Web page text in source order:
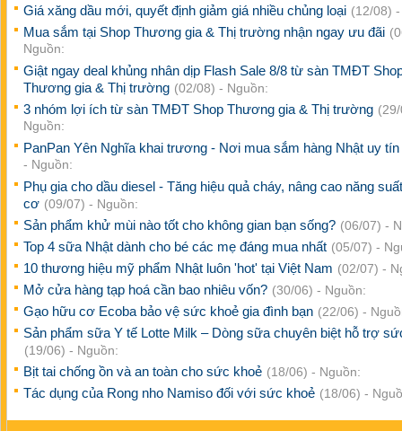
Giá xăng dầu mới, quyết định giảm giá nhiều chủng loại (12/08)
Mua sắm tại Shop Thương gia & Thị trường nhận ngay ưu đãi
Nguồn:
Giật ngay deal khủng nhân dịp Flash Sale 8/8 từ sàn TMĐT
Thương gia & Thị trường (02/08) - Nguồn:
3 nhóm lợi ích từ sàn TMĐT Shop Thương gia & Thị trường
Nguồn:
PanPan Yên Nghĩa khai trương - Nơi mua sắm hàng Nhật uy tín
- Nguồn:
Phụ gia cho dầu diesel - Tăng hiệu quả cháy, nâng cao năng
cơ (09/07) - Nguồn:
Sản phẩm khử mùi nào tốt cho không gian bạn sống? (06/07) -
Top 4 sữa Nhật dành cho bé các mẹ đáng mua nhất (05/07) -
10 thương hiệu mỹ phẩm Nhật luôn 'hot' tại Việt Nam (02/07) -
Mở cửa hàng tạp hoá cần bao nhiêu vốn? (30/06) - Nguồn:
Gạo hữu cơ Ecoba bảo vệ sức khoẻ gia đình bạn (22/06) -
Sản phẩm sữa Y tế Lotte Milk – Dòng sữa chuyên biệt hỗ trợ
(19/06) - Nguồn:
Bịt tai chống ồn và an toàn cho sức khoẻ (18/06) - Nguồn:
Tác dụng của Rong nho Namiso đối với sức khoẻ (18/06) -